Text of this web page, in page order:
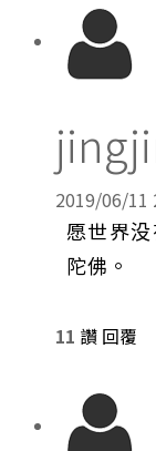
2019/06/11
愿世界
陀佛。
11 讚 回覆